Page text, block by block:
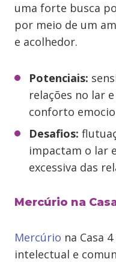
uma forte busca
por meio de um
e acolhedor.
Potenciais:
relações no lar
conforto
Desafios:
impactam o lar
excessiva das
Mercúrio na
Mercúrio na Casa
intelectual e